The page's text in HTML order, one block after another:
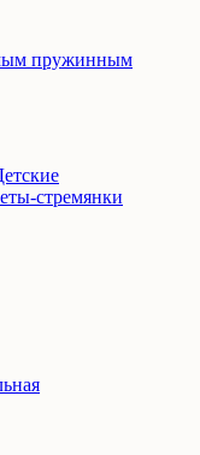
пружинным
стремянки